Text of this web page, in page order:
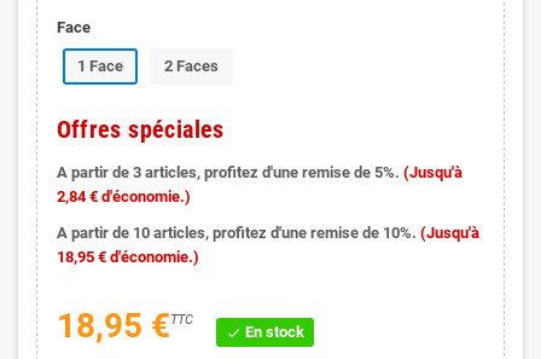
Face
1 Face 2 Faces
Offres spéciales
A partir de 3 articles, profitez d'une remise de 5%. (Jusqu'à
2,84 € d'économie.)
A partir de 10 articles, profitez d'une remise de 10%. (Jusqu'à
18,95 € d'économie.)
18,95 €TTC
check En stock